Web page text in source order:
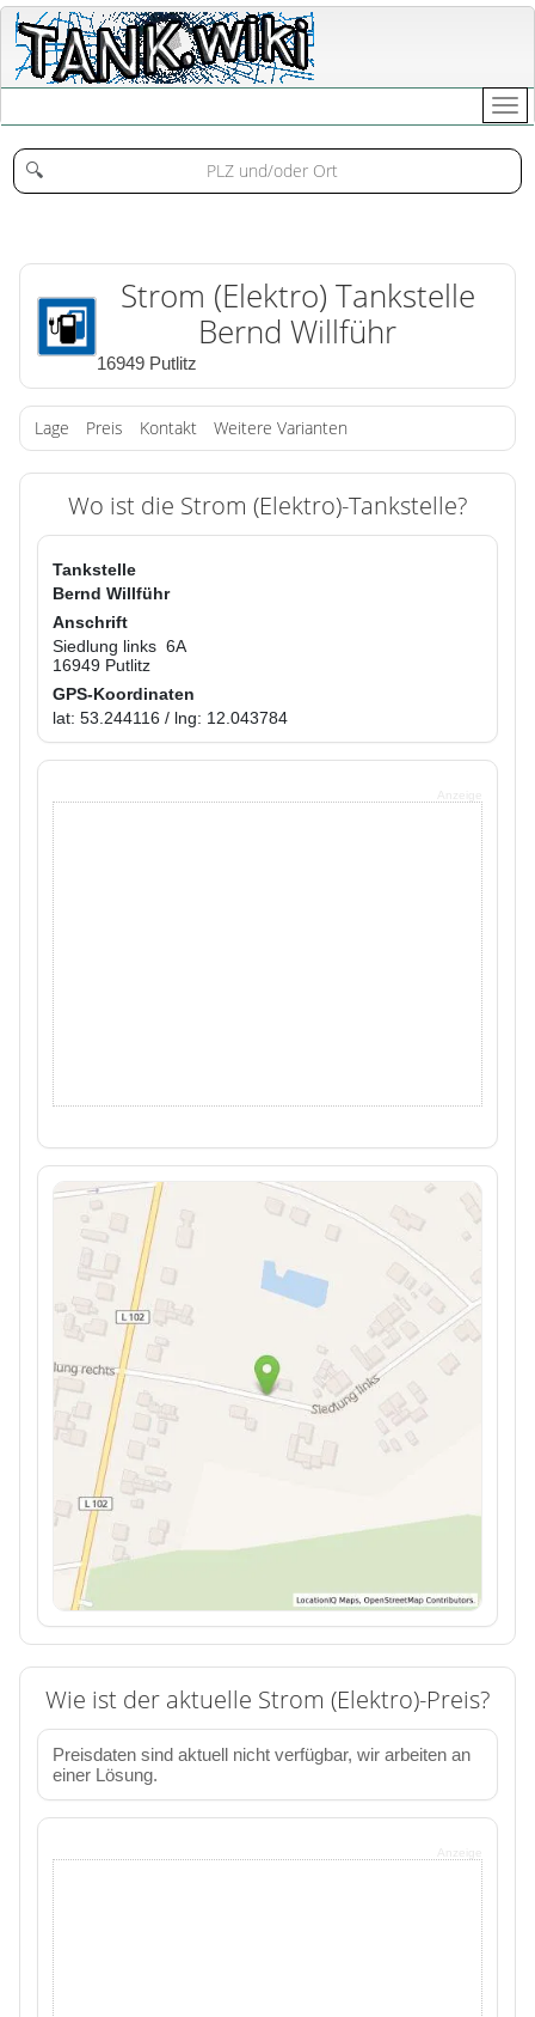
🔍
Strom (Elektro) Tankstelle
Bernd Willführ
16949 Putlitz
Lage Preis Kontakt Weitere Varianten
Wo ist die Strom (Elektro)-Tankstelle?
Tankstelle
Bernd Willführ
Anschrift
Siedlung links 6A
16949 Putlitz
GPS-Koordinaten
lat: 53.244116 / lng: 12.043784
Wie ist der aktuelle Strom (Elektro)-Preis?
Preisdaten sind aktuell nicht verfügbar, wir arbeiten an
einer Lösung.